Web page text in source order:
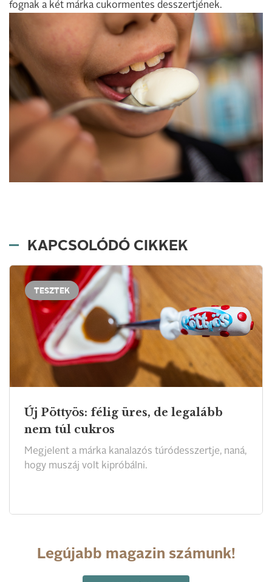
fognak a két márka cukormentes desszertjének.
KAPCSOLÓDÓ CIKKEK
TESZTEK
Új Pöttyös: félig üres, de legalább
nem túl cukros
Megjelent a márka kanalazós túródesszertje, naná,
hogy muszáj volt kipróbálni.
Legújabb magazin számunk!